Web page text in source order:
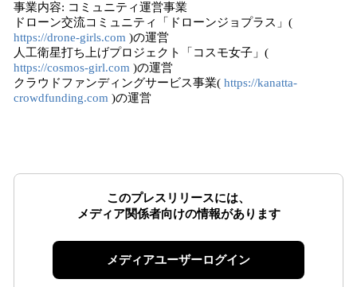
事業内容: コミュニティ運営事業
ドローン交流コミュニティ「ドローンジョプラス」(
https://drone-girls.com )の運営
人工衛星打ち上げプロジェクト「コスモ女子」(
https://cosmos-girl.com )の運営
クラウドファンディングサービス事業( https://kanatta-
crowdfunding.com )の運営
このプレスリリースには、
メディア関係者向けの情報があります
メディアユーザーログイン